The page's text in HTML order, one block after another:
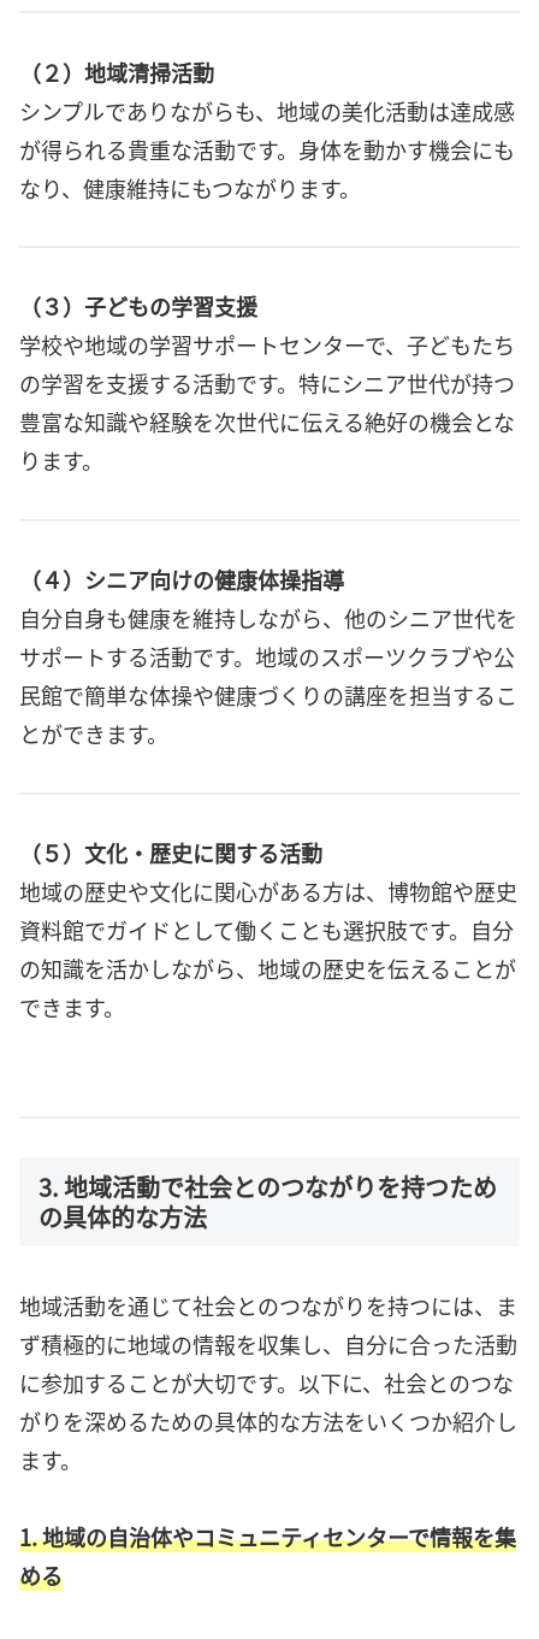
（２）地域清掃活動
シンプルでありながらも、地域の美化活動は達成感
が得られる貴重な活動です。身体を動かす機会にも
なり、健康維持にもつながります。
（３）子どもの学習支援
学校や地域の学習サポートセンターで、子どもたち
の学習を支援する活動です。特にシニア世代が持つ
豊富な知識や経験を次世代に伝える絶好の機会とな
ります。
（４）シニア向けの健康体操指導
自分自身も健康を維持しながら、他のシニア世代を
サポートする活動です。地域のスポーツクラブや公
民館で簡単な体操や健康づくりの講座を担当するこ
とができます。
（５）文化・歴史に関する活動
地域の歴史や文化に関心がある方は、博物館や歴史
資料館でガイドとして働くことも選択肢です。自分
の知識を活かしながら、地域の歴史を伝えることが
できます。
3. 地域活動で社会とのつながりを持つため
の具体的な方法
地域活動を通じて社会とのつながりを持つには、ま
ず積極的に地域の情報を収集し、自分に合った活動
に参加することが大切です。以下に、社会とのつな
がりを深めるための具体的な方法をいくつか紹介し
ます。
1. 地域の自治体やコミュニティセンターで情報を集
める